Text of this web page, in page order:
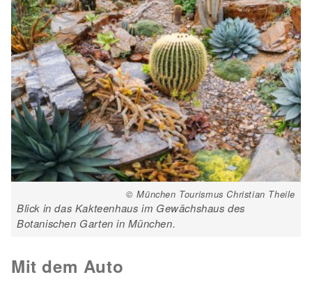
© München Tourismus Christian Theile
Blick in das Kakteenhaus im Gewächshaus des
Botanischen Garten in München.
Mit dem Auto